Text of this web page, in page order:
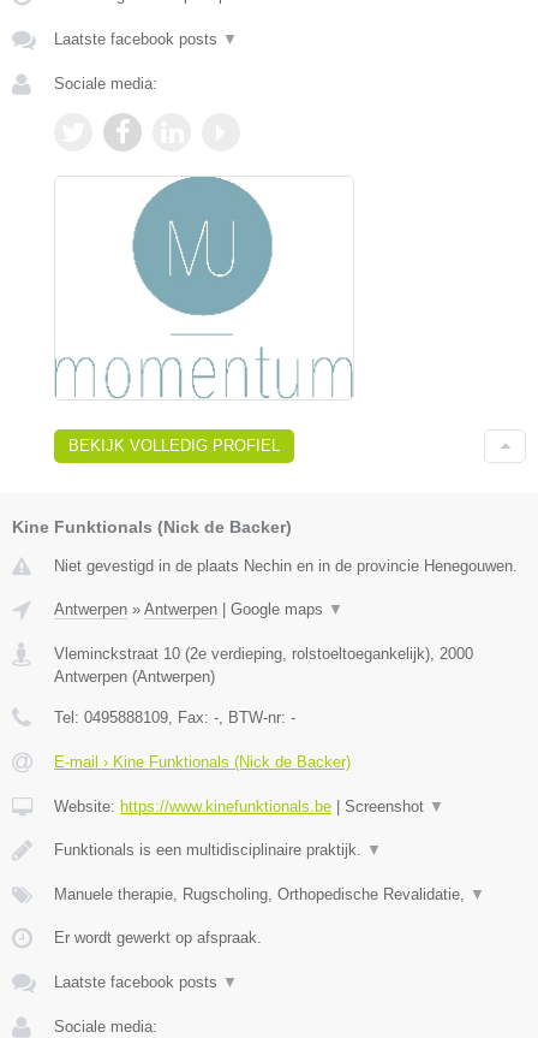
Laatste facebook posts ▼
Sociale media:
BEKIJK VOLLEDIG PROFIEL
Kine Funktionals (Nick de Backer)
Niet gevestigd in de plaats Nechin en in de provincie Henegouwen.
Antwerpen » Antwerpen Google maps ▼
Vleminckstraat 10 (2e verdieping, rolstoeltoegankelijk), 2000
Antwerpen (Antwerpen)
Tel: 0495888109, Fax: -, BTW-nr: -
E-mail › Kine Funktionals (Nick de Backer)
Website: https://www.kinefunktionals.be Screenshot ▼
Funktionals is een multidisciplinaire praktijk. ▼
Manuele therapie, Rugscholing, Orthopedische Revalidatie, ▼
Er wordt gewerkt op afspraak.
Laatste facebook posts ▼
Sociale media: